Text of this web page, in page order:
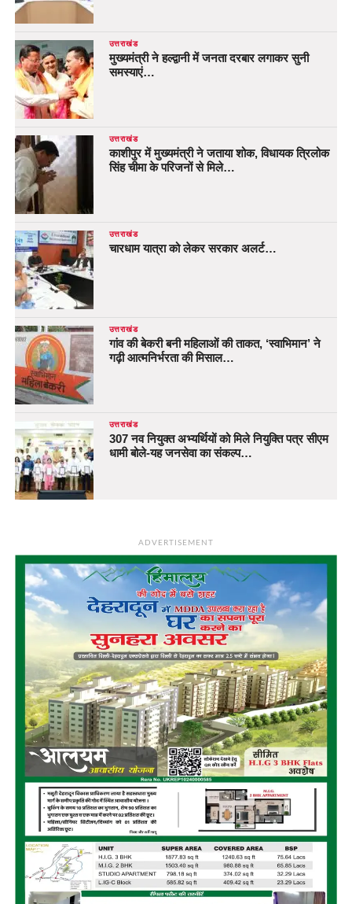
उत्तराखंड
मुख्यमंत्री ने हल्द्वानी में जनता दरबार लगाकर सुनी
समस्याएं…
उत्तराखंड
काशीपुर में मुख्यमंत्री ने जताया शोक, विधायक त्रिलोक
सिंह चीमा के परिजनों से मिले…
उत्तराखंड
चारधाम यात्रा को लेकर सरकार अलर्ट…
उत्तराखंड
गांव की बेकरी बनी महिलाओं की ताकत, ‘स्वाभिमान’ ने
गढ़ी आत्मनिर्भरता की मिसाल…
उत्तराखंड
307 नव नियुक्त अभ्यर्थियों को मिले नियुक्ति पत्र सीएम
धामी बोले-यह जनसेवा का संकल्प…
ADVERTISEMENT